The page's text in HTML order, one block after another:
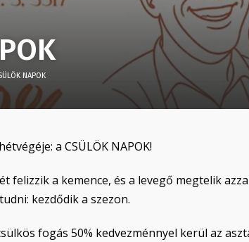
NAPOK
a CSÜLÖK NAPOK!
felizzik a kemence, és a levegő megtelik
kezdődik a szezon.
fogás 50% kedvezménnyel kerül az